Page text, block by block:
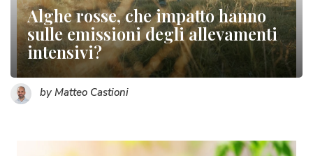
Alghe rosse, che impatto hanno
sulle emissioni degli allevamenti
intensivi?
by Matteo Castioni